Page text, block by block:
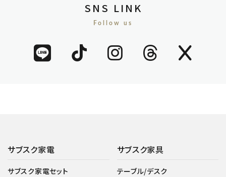
SNS LINK
Follow us
サブスク家電
サブスク家電セット
サブスク家具
テーブル/デスク